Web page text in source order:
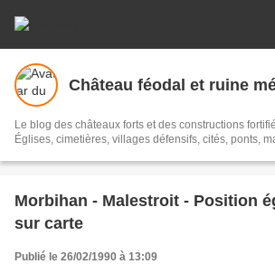
Château féodal et ruine
Le blog des châteaux forts et des constructions
Églises, cimetières, villages défensifs, cités, ponts,
Morbihan - Malestroit - Position
sur carte
Publié le 26/02/1990 à 13:09